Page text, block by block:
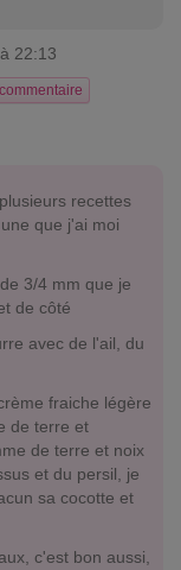
22:13
recettes
que j'ai moi
3/4 mm que je
de côté
avec de l'ail, du
fraiche légère
de terre et
de terre et noix
et du persil, je
sa cocotte et
c'est bon aussi,